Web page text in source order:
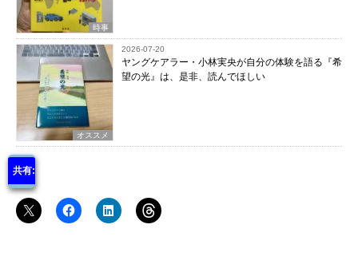
時事
オススメ
2026-07-20
ヤングケアラー・小林実央が自分の体験を語る『希
望の光』は、是非、読んでほしい
共有: